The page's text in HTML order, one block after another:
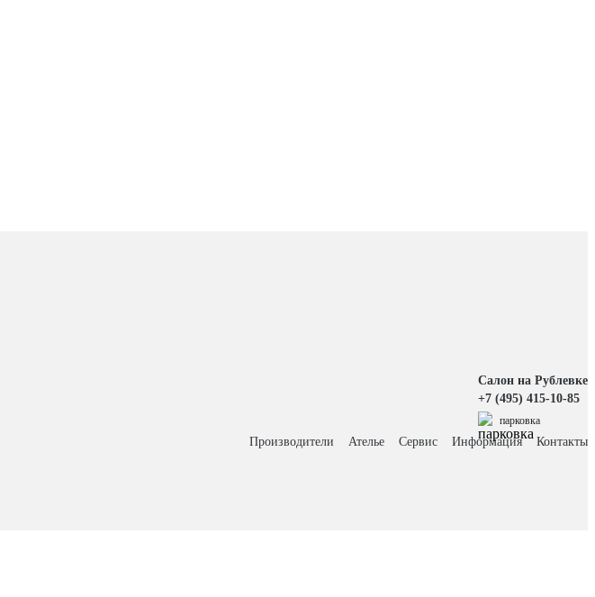
Салон на Рублевке
+7 (495) 415-10-85
парковка
Производители Ателье Сервис Информация Контакты